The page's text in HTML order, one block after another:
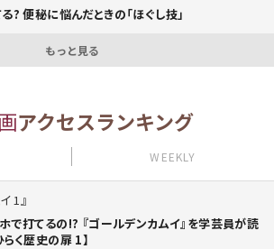
? 便秘に悩んだときの「ほぐし技」
もっと見る
アクセスランキング
WEEKLY
1
で打てるの!? 『ゴールデンカムイ』を学芸員が読
らく歴史の扉 1】